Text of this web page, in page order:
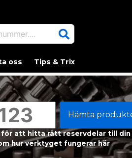
oss Tips & Trix
Hämta
för att hitta rätt reservdelar till
hur verktyget fungerar här